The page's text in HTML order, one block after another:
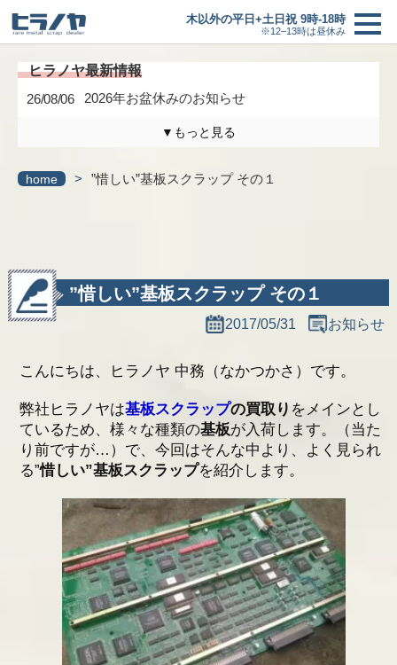
木以外の平日+土日祝 9時-18時
※12–13時は昼休み
買取の流れ
ヒラノヤブログ
基板の仕分け
アクセス
採用情報
お問い合わせ
26/08/06 2026年お盆休みのお知らせ
▼もっと見る
home > ”惜しい”基板スクラップ その１
”惜しい”基板スクラップ その１
2017/05/31 お知らせ
こんにちは、ヒラノヤ 中務（なかつかさ）です。
弊社ヒラノヤは基板スクラップの買取り をメインとし
ているため、様々な種類の基板が入荷します。（当た
り前ですが…）で、今回はそんな中より、よく見られ
る”惜しい”基板スクラップを紹介します。